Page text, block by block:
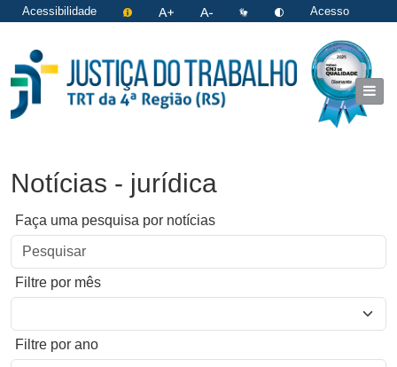
Acessibilidade
Acesso
Notícias - jurídica
Faça uma pesquisa por notícias
Filtre por mês
Filtre por ano